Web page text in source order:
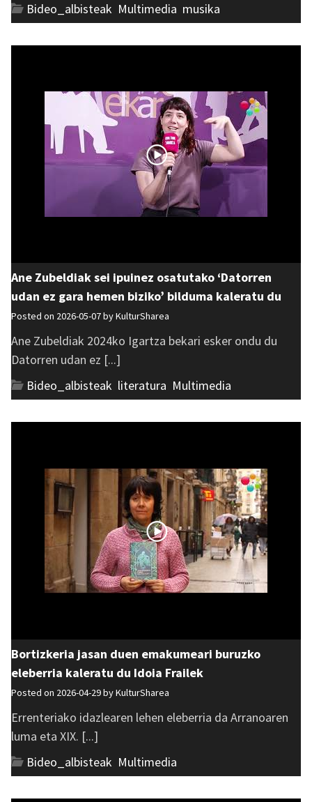
Bideo_albisteak Multimedia musika
Ane Zubeldiak sei ipuinez osatutako ‘Datorren
udan ez gara hemen biziko’ bilduma kaleratu du
Posted on 2026-05-07 byKulturSharea
Ane Zubeldiak 2024ko Igartza bekari esker ondu du
Datorren udan ez [...]
Bideo_albisteak literatura Multimedia
Bortizkeria jasan duen emakumeari buruzko
eleberria kaleratu du Idoia Frailek
Posted on 2026-04-29 byKulturSharea
Errenteriako idazlearen lehen eleberria da Arranoaren
luma eta XIX. [...]
Bideo_albisteak Multimedia